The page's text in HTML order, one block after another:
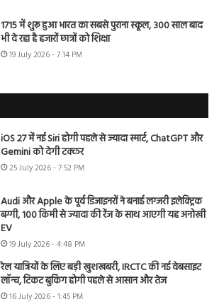
1715 में शुरू हुआ भारत का सबसे पुराना स्कूल, 300 साल बाद
भी दे रहा है हजारों छात्रों को शिक्षा
19 July 2026 - 7:14 PM
iOS 27 में नई Siri होगी पहले से ज्यादा स्मार्ट, ChatGPT और
Gemini को देगी टक्कर
25 July 2026 - 7:52 PM
Audi और Apple के पूर्व डिजाइनरों ने बनाई लग्जरी इलेक्ट्रिक
बग्गी, 100 किमी से ज्यादा की रेंज के साथ आएगी यह अनोखी
EV
19 July 2026 - 4:48 PM
रेल यात्रियों के लिए बड़ी खुशखबरी, IRCTC की नई वेबसाइट
लॉन्च, टिकट बुकिंग होगी पहले से आसान और तेज
16 July 2026 - 1:45 PM